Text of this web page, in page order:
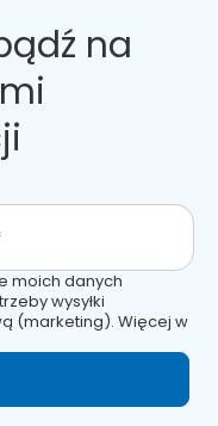
na
moich danych
wysyłki
(marketing). Więcej w